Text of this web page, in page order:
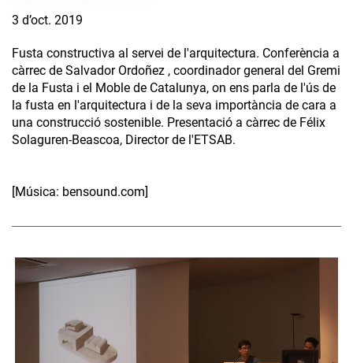
3 d’oct. 2019
Fusta constructiva al servei de l'arquitectura. Conferència a
càrrec de Salvador Ordoñez , coordinador general del Gremi
de la Fusta i el Moble de Catalunya, on ens parla de l'ús de
la fusta en l'arquitectura i de la seva importància de cara a
una construcció sostenible. Presentació a càrrec de Félix
Solaguren-Beascoa, Director de l'ETSAB.
[Música: bensound.com]